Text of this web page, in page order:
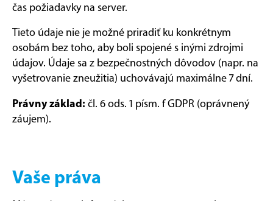
čas požiadavky na server.
Tieto údaje nie je možné priradiť ku konkrétnym
osobám bez toho, aby boli spojené s inými zdrojmi
údajov. Údaje sa z bezpečnostných dôvodov (napr. na
vyšetrovanie zneužitia) uchovávajú maximálne 7 dní.
Právny základ: čl. 6 ods. 1 písm. f GDPR (oprávnený
záujem).
Vaše práva